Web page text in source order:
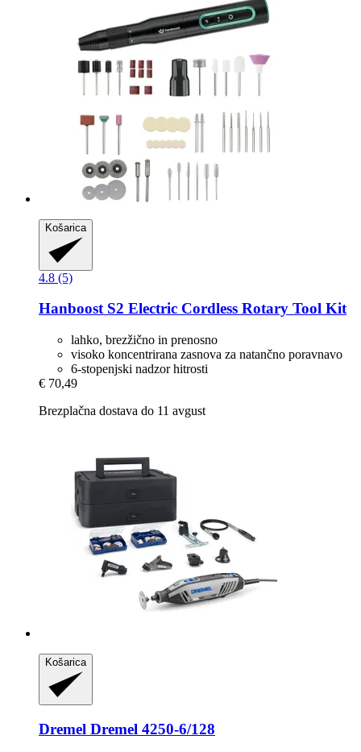
Košarica
4.8 (5)
HanboostS2 Electric Cordless Rotary Tool Kit
lahko, brezžično in prenosno
visoko koncentrirana zasnova za natančno poravnavo
6-stopenjski nadzor hitrosti
€ 70,49
Brezplačna dostava do 11 avgust
Košarica
Dremel Dremel 4250-​6/128